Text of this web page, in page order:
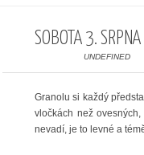
SOBOTA 3.
UNDEFINED
Granolu si každý
vločkách než
nevadí, je to levné a